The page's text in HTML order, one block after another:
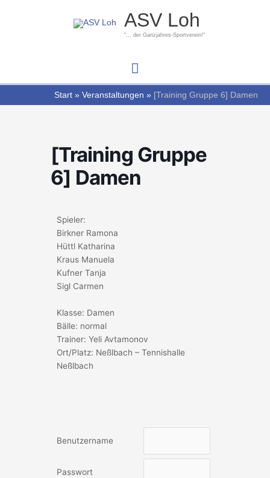
ASV Loh
"... der Ganzjahres-Sportverein!"
Hauptmenü
Start Veranstaltungen [Training Gruppe 6] Damen
[Training Gruppe
6] Damen
Spieler:
Birkner Ramona
Hüttl Katharina
Kraus Manuela
Kufner Tanja
Sigl Carmen
Klasse: Damen
Bälle: normal
Trainer: Yeli Avtamonov
Ort/Platz: Neßlbach – Tennishalle
Neßlbach
Benutzername
Passwort